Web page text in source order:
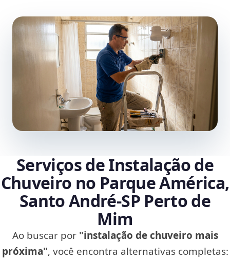
Serviços de Instalação de
Chuveiro no Parque América,
Santo André‑SP Perto de
Mim
Ao buscar por "instalação de chuveiro mais
próxima", você encontra alternativas completas: